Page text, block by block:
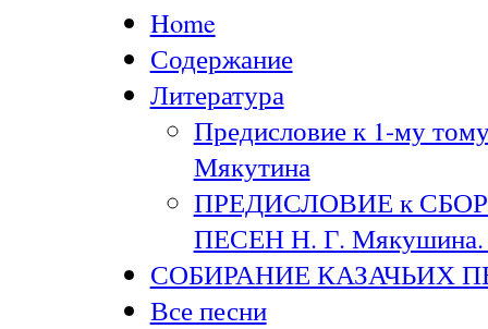
Home
Содержание
Литература
Предисловие к 1-му
Мякутина
ПРЕДИСЛОВИЕ к
ПЕСЕН Н. Г. Мякушина.
СОБИРАНИЕ КАЗАЧЬИХ
Все песни